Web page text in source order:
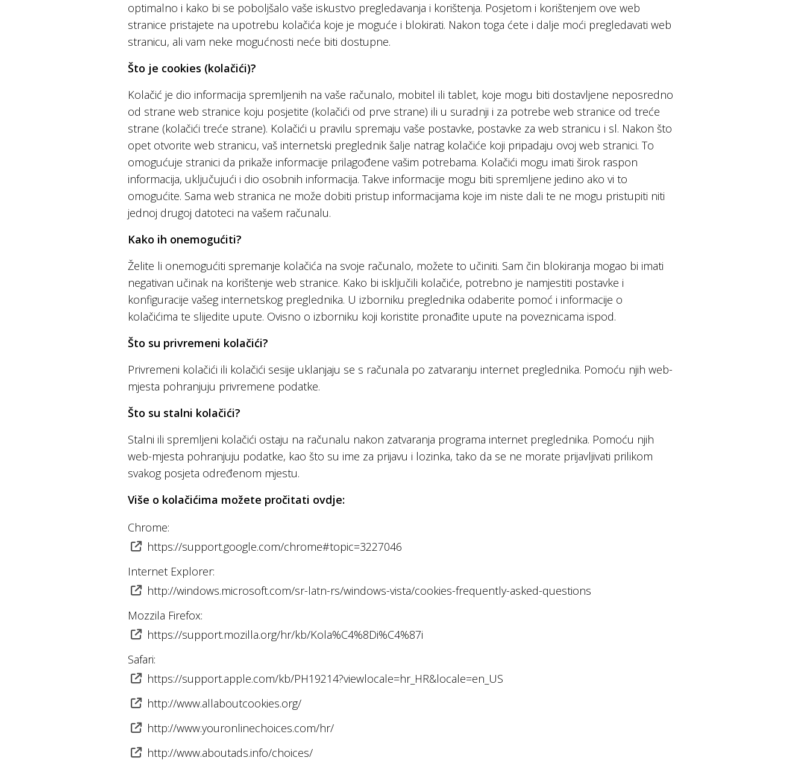
optimalno i kako bi se poboljšalo vaše iskustvo pregledavanja i korištenja. Posjetom i korištenjem ove web
stranice pristajete na upotrebu kolačića koje je moguće i blokirati. Nakon toga ćete i dalje moći pregledavati web
stranicu, ali vam neke mogućnosti neće biti dostupne.
Što je cookies (kolačići)?
Kolačić je dio informacija spremljenih na vaše računalo, mobitel ili tablet, koje mogu biti dostavljene neposredno
od strane web stranice koju posjetite (kolačići od prve strane) ili u suradnji i za potrebe web stranice od treće
strane (kolačići treće strane). Kolačići u pravilu spremaju vaše postavke, postavke za web stranicu i sl. Nakon što
opet otvorite web stranicu, vaš internetski preglednik šalje natrag kolačiće koji pripadaju ovoj web stranici. To
omogućuje stranici da prikaže informacije prilagođene vašim potrebama. Kolačići mogu imati širok raspon
informacija, uključujući i dio osobnih informacija. Takve informacije mogu biti spremljene jedino ako vi to
omogućite. Sama web stranica ne može dobiti pristup informacijama koje im niste dali te ne mogu pristupiti niti
jednoj drugoj datoteci na vašem računalu.
Kako ih onemogućiti?
Želite li onemogućiti spremanje kolačića na svoje računalo, možete to učiniti. Sam čin blokiranja mogao bi imati
negativan učinak na korištenje web stranice. Kako bi isključili kolačiće, potrebno je namjestiti postavke i
konfiguracije vašeg internetskog preglednika. U izborniku preglednika odaberite pomoć i informacije o
kolačićima te slijedite upute. Ovisno o izborniku koji koristite pronađite upute na poveznicama ispod.
Što su privremeni kolačići?
Privremeni kolačići ili kolačići sesije uklanjaju se s računala po zatvaranju internet preglednika. Pomoću njih web-
mjesta pohranjuju privremene podatke.
Što su stalni kolačići?
Stalni ili spremljeni kolačići ostaju na računalu nakon zatvaranja programa internet preglednika. Pomoću njih
web-mjesta pohranjuju podatke, kao što su ime za prijavu i lozinka, tako da se ne morate prijavljivati prilikom
svakog posjeta određenom mjestu.
Više o kolačićima možete pročitati ovdje:
Chrome:
https://support.google.com/chrome#topic=3227046
Internet Explorer:
http://windows.microsoft.com/sr-latn-rs/windows-vista/cookies-frequently-asked-questions
Mozzila Firefox:
https://support.mozilla.org/hr/kb/Kola%C4%8Di%C4%87i
Safari:
https://support.apple.com/kb/PH19214?viewlocale=hr_HR&locale=en_US
http://www.allaboutcookies.org/
http://www.youronlinechoices.com/hr/
http://www.aboutads.info/choices/